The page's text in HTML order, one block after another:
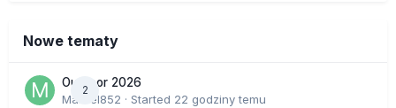
Nowe tematy
2
Outdoor 2026
Marcel852 · Started 22 godziny temu